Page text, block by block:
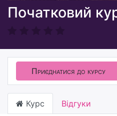
Початковий
Приєднатися до курсу
Курс Відгуки